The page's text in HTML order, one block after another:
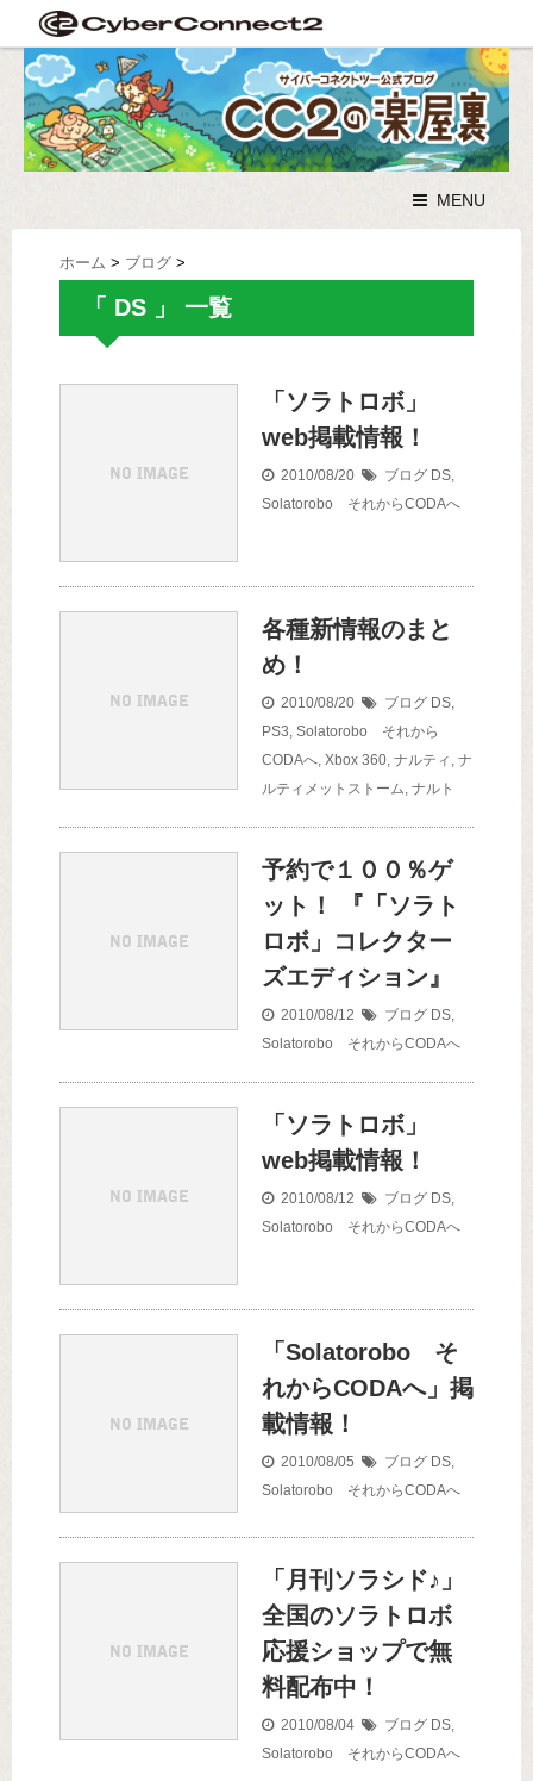
MENU
ホーム > ブログ >
「 DS 」 一覧
「ソラトロボ」
web掲載情報！
2010/08/20 ブログ DS,
Solatorobo それからCODAへ
各種新情報のまと
め！
2010/08/20 ブログ DS,
PS3, Solatorobo それから
CODAへ, Xbox 360, ナルティ , ナ
ルティメットストーム, ナルト
予約で１００％ゲ
ット！ 『「ソラト
ロボ」コレクター
ズエディション』
2010/08/12 ブログ DS,
Solatorobo それからCODAへ
「ソラトロボ」
web掲載情報！
2010/08/12 ブログ DS,
Solatorobo それからCODAへ
「Solatorobo そ
れからCODAへ」掲
載情報！
2010/08/05 ブログ DS,
Solatorobo それからCODAへ
「月刊ソラシド♪」
全国のソラトロボ
応援ショップで無
料配布中！
2010/08/04 ブログ DS,
Solatorobo それからCODAへ